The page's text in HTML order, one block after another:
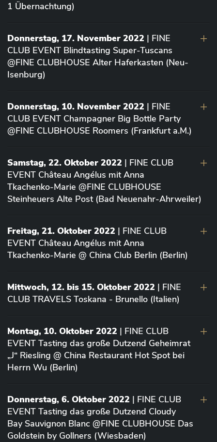
1 Übernachtung)
Donnerstag, 17. November 2022 | FINE
CLUB EVENT Blindtasting Super-Tuscans
@FINE CLUBHOUSE Alter Haferkasten (Neu-
Isenburg)
Donnerstag, 10. November 2022 | FINE
CLUB EVENT Champagner Big Bottle Party
@FINE CLUBHOUSE Roomers (Frankfurt a.M.)
Samstag, 22. Oktober 2022 | FINE CLUB
EVENT Château Angélus mit Anna
Tkachenko-Marie @FINE CLUBHOUSE
Steinheuers Alte Post (Bad Neuenahr-Ahrweiler)
Freitag, 21. Oktober 2022 | FINE CLUB
EVENT Château Angélus mit Anna
Tkachenko-Marie @ China Club Berlin (Berlin)
Mittwoch, 12. bis 15. Oktober 2022 | FINE
CLUB TRAVELS Toskana - Brunello (Italien)
Montag, 10. Oktober 2022 | FINE CLUB
EVENT Tasting das große Dutzend Geheimrat
„J“ Riesling @ China Restaurant Hot Spot bei
Herrn Wu (Berlin)
Donnerstag, 6. Oktober 2022 | FINE CLUB
EVENT Tasting das große Dutzend Cloudy
Bay Sauvignon Blanc @FINE CLUBHOUSE Das
Goldstein by Gollners (Wiesbaden)